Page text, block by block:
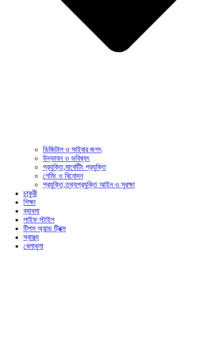
ডিজিটাল ও সাইবার জগৎ
উদ্ভাবন ও ভবিষ্যৎ
প্রযুক্তি,মার্কেটিং প্রযুক্তি
গেমিং ও বিনোদন
প্রযুক্তি,তথ্যপ্রযুক্তি আইন ও সুরক্ষা
চাকুরী
শিক্ষা
ব্যাবসা
লাইফ স্টাইল
টিপস অ্যান্ড ট্রিক্স
স্বাস্থ্য
খেলাধুলা